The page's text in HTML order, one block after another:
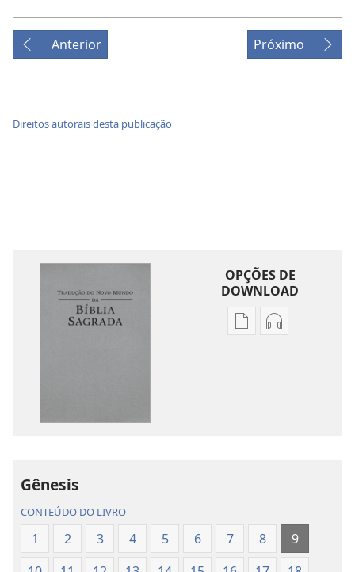
Anterior Próximo
Direitos autorais desta publicação
OPÇÕES DE
DOWNLOAD
Opções
Sagrada
(revisão
Opções
Sagrada
(revisão
Gênesis
CONTEÚDO DO LIVRO
1 2 3 4 5 6 7 8
9